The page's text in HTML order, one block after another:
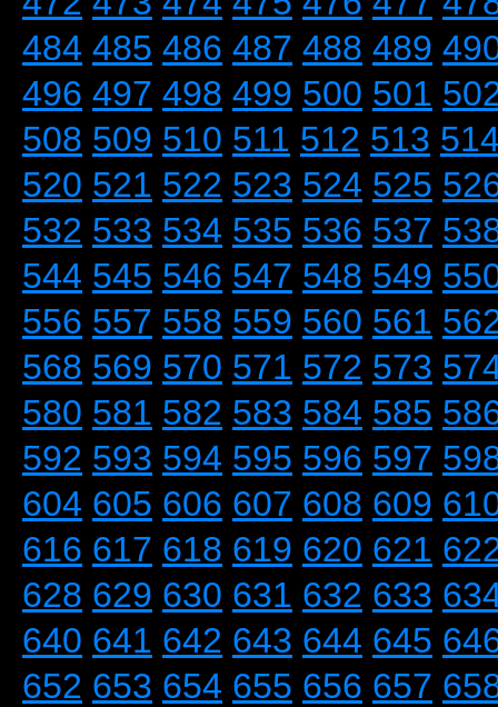
484 485 486 487 488 489
496 497 498 499 500 501
508 509 510 511 512 513
520 521 522 523 524 525
532 533 534 535 536 537
544 545 546 547 548 549
556 557 558 559 560 561
568 569 570 571 572 573
580 581 582 583 584 585
592 593 594 595 596 597
604 605 606 607 608 609
616 617 618 619 620 621
628 629 630 631 632 633
640 641 642 643 644 645
652 653 654 655 656 657